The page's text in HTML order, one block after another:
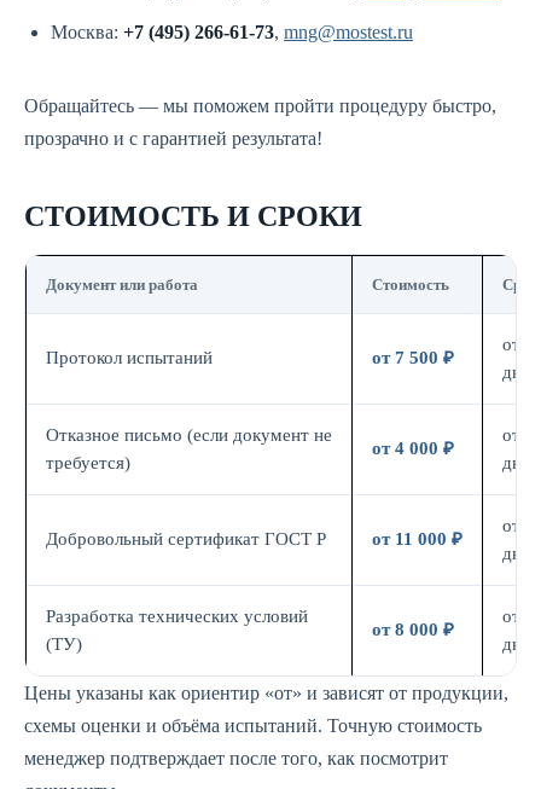
Москва: +7 (495) 266-61-73, mng@mostest.ru
Обращайтесь — мы поможем пройти процедуру быстро,
прозрачно и с гарантией результата!
СТОИМОСТЬ И СРОКИ
Документ или работа Стоимость Срок
Протокол испытаний от 7 500 ₽
от 7
дн.
Отказное письмо (если документ не
требуется)
от 4 000 ₽
от 3
дн.
Добровольный сертификат ГОСТ Р от 11 000 ₽
от 7
дн.
Разработка технических условий
(ТУ)
от 8 000 ₽
от 5
дн.
Цены указаны как ориентир «от» и зависят от продукции,
схемы оценки и объёма испытаний. Точную стоимость
менеджер подтверждает после того, как посмотрит